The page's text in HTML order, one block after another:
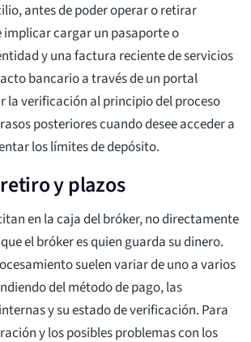
antes de poder operar o retirar
implicar cargar un pasaporte o
y una factura reciente de servicios
bancario a través de un portal
la verificación al principio del proceso
posteriores cuando desee acceder a
los límites de depósito.
y plazos
en la caja del bróker, no directamente
el bróker es quien guarda su dinero.
suelen variar de uno a varios
del método de pago, las
y su estado de verificación. Para
y los posibles problemas con los